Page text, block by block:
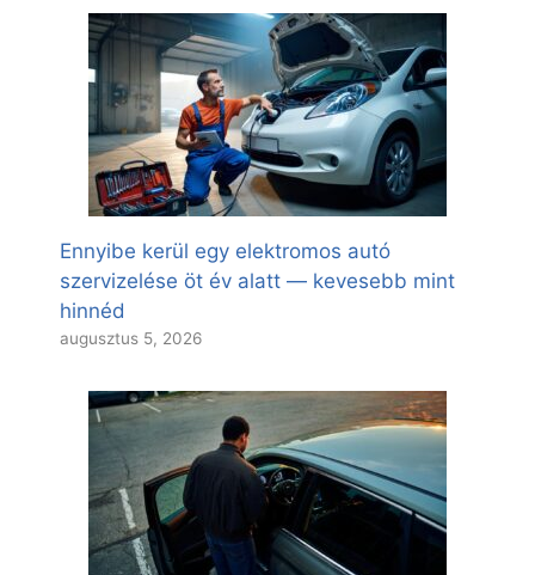
Ennyibe kerül egy elektromos autó
szervizelése öt év alatt — kevesebb mint
hinnéd
augusztus 5, 2026